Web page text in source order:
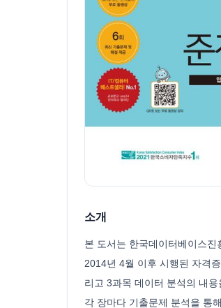
소개
본 도서는 한국데이터베이스
2014년 4월 이후 시행된 자격
리고 3과목 데이터 분석의 내
각 장마다 기출문제 분석을 통